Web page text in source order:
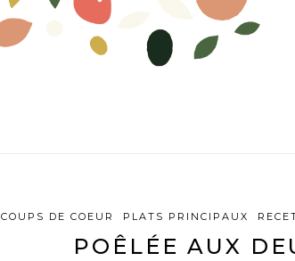
COUPS DE COEUR PLATS PRINCIPAUX
POÊLÉE AUX